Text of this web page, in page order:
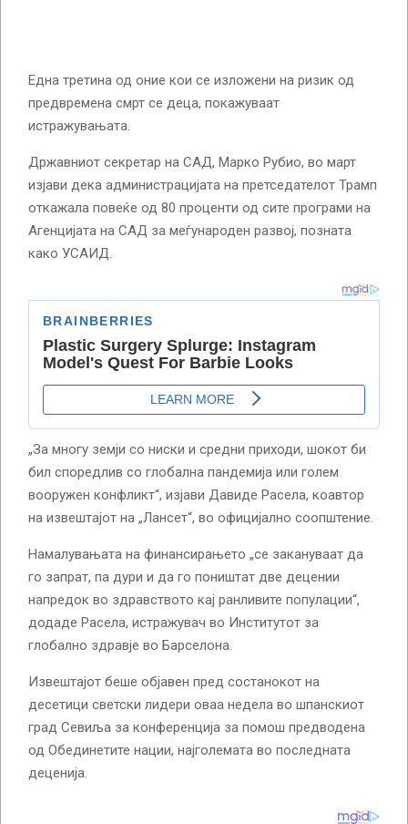
Една третина од оние кои се изложени на ризик од
предвремена смрт се деца, покажуваат
истражувањата.
Државниот секретар на САД, Марко Рубио, во март
изјави дека администрацијата на претседателот Трамп
откажала повеќе од 80 проценти од сите програми на
Агенцијата на САД за меѓународен развој, позната
како УСАИД.
„За многу земји со ниски и средни приходи, шокот би
бил споредлив со глобална пандемија или голем
вооружен конфликт“, изјави Давиде Расела, коавтор
на извештајот на „Лансет“, во официјално соопштение.
Намалувањата на финансирањето „се закануваат да
го запрат, па дури и да го поништат две децении
напредок во здравството кај ранливите популации“,
додаде Расела, истражувач во Институтот за
глобално здравје во Барселона.
Извештајот беше објавен пред состанокот на
десетици светски лидери оваа недела во шпанскиот
град Севиља за конференција за помош предводена
од Обединетите нации, најголемата во последната
деценија.